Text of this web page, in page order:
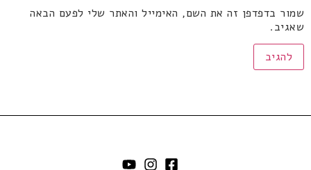
שמור בדפדפן זה את השם, האימייל והאתר שלי לפעם הבאה
שאגיב.